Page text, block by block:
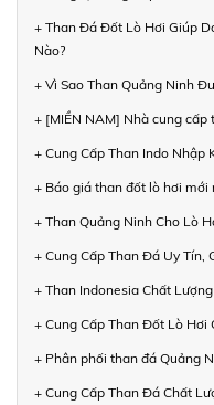
+ Than Đá Đốt Lò Hơi Giúp
Nào?
+ Vì Sao Than Quảng Ninh
+ [MIỀN NAM] Nhà cung
+ Cung Cấp Than Indo Nhập
+ Báo giá than đốt lò hơi mới
+ Than Quảng Ninh Cho Lò
+ Cung Cấp Than Đá Uy Tín,
+ Than Indonesia Chất
+ Cung Cấp Than Đốt Lò Hơi
+ Phân phối than đá Quảng
+ Cung Cấp Than Đá Chất